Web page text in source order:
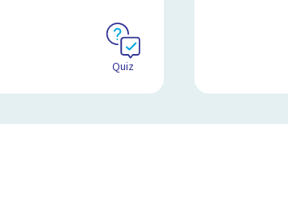
Quiz